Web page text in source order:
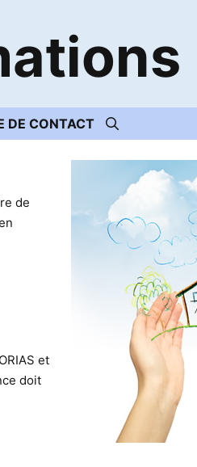
DE CONTACT
de
et
doit